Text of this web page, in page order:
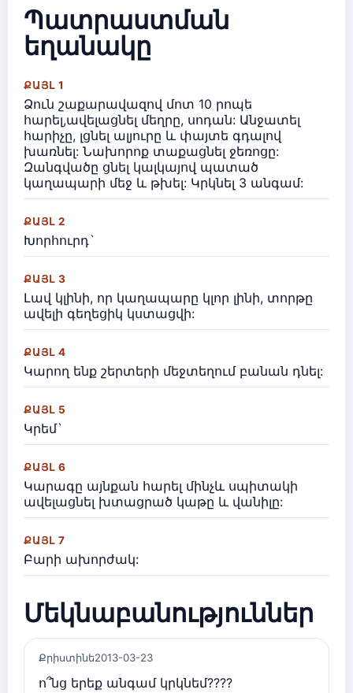
Պատրաստման
եղանակը
ՔԱՅԼ 1
Ձուն շաքարավազով մոտ 10 րոպե
հարել,ավելացնել մեղրը, սոդան: Անջատել
հարիչը, լցնել ալյուրը և փայտե գդալով
խառնել: Նախորոք տաքացնել ջեռոցը:
Զանգվածը ցնել կալկայով պատած
կաղապարի մեջ և թխել: Կրկնել 3 անգամ:
ՔԱՅԼ 2
Խորհուրդ`
ՔԱՅԼ 3
Լավ կլինի, որ կաղապարը կլոր լինի, տորթը
ավելի գեղեցիկ կստացվի:
ՔԱՅԼ 4
Կարող ենք շերտերի մեջտեղում բանան դնել:
ՔԱՅԼ 5
Կրեմ`
ՔԱՅԼ 6
Կարագը այնքան հարել մինչև սպիտակի
ավելացնել խտացրած կաթը և վանիլը:
ՔԱՅԼ 7
Բարի ախորժակ:
Մեկնաբանություններ
Քրիստինե2013-03-23
ո՞նց երեք անգամ կրկնեմ????